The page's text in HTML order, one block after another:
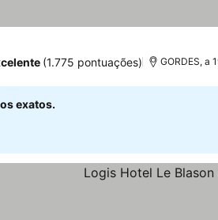
(1.775 pontuações) GORDES, a
exatos.